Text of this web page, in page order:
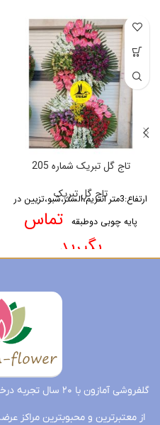
تاج گل تبریک شماره 205
تاج گل تبریک
ارتفاع:3متر
انتریم،الستر،شبو،تزیین در
پایه چوبی دوطبقه تماس
بگیرید
گلفروشی آمازون با
از معتبرترین و محبوبترین مراکز